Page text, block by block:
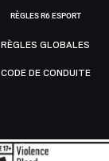
RÈGLES R6 ESPORT
RÈGLES GLOBALES
CODE DE CONDUITE